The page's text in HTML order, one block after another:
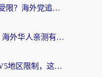
央视影音当前地区版权受限？海外党追剧看片的终极解决方案来了
交管12123国外能用吗？海外华人亲测有效的回国加速器选择指南
海外党必看：破解CCTV5地区限制，这样看欧洲杯奥运直播才够爽！